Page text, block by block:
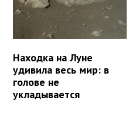
Находка на Луне
удивила весь мир: в
голове не
укладывается